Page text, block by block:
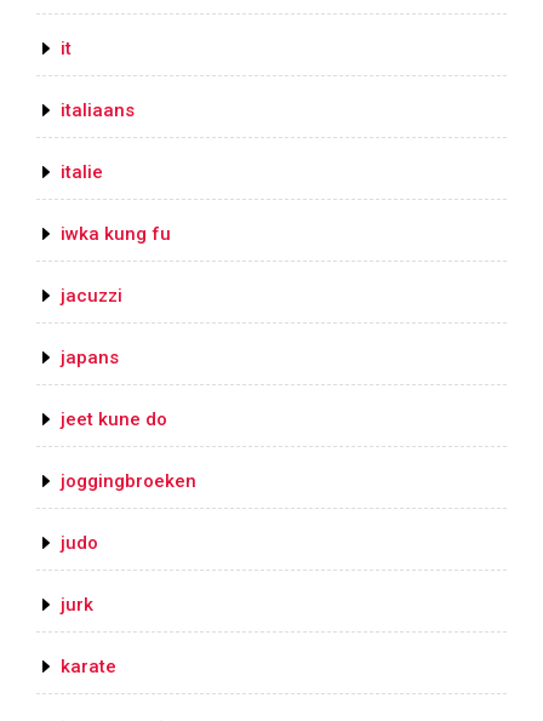
it
italiaans
italie
iwka kung fu
jacuzzi
japans
jeet kune do
joggingbroeken
judo
jurk
karate